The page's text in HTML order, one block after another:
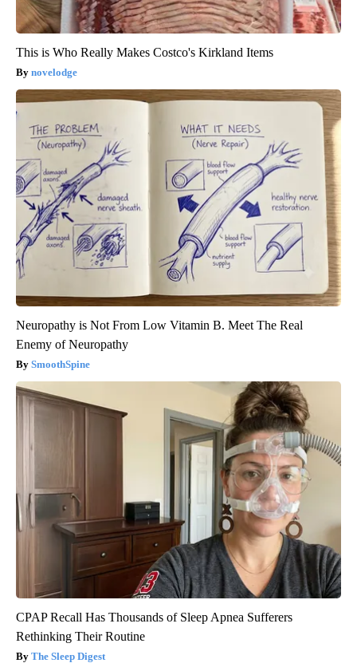
This is Who Really Makes Costco's Kirkland Items
novelodge
Neuropathy is Not From Low Vitamin B. Meet The Real
Enemy of Neuropathy
SmoothSpine
CPAP Recall Has Thousands of Sleep Apnea Sufferers
Rethinking Their Routine
The Sleep Digest